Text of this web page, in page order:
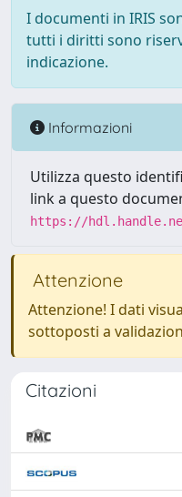
I documenti in IRIS
tutti i diritti sono
indicazione.
Informazioni
Utilizza questo
link a questo
https://
Attenzione
Attenzione! I dati
sottoposti a
Citazioni